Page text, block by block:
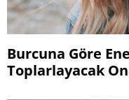
Burcuna Göre
Toplarlayacak